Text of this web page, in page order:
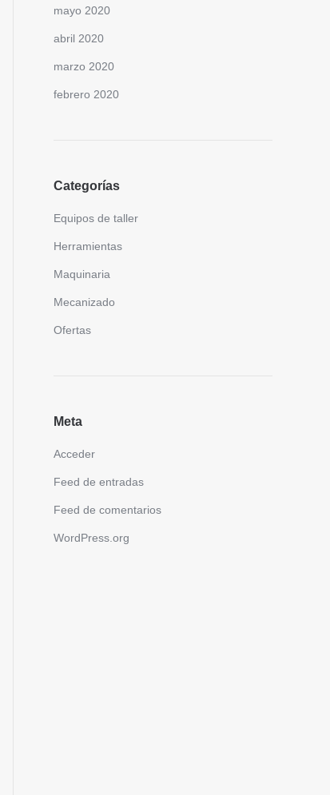
mayo 2020
abril 2020
marzo 2020
febrero 2020
Categorías
Equipos de taller
Herramientas
Maquinaria
Mecanizado
Ofertas
Meta
Acceder
Feed de entradas
Feed de comentarios
WordPress.org